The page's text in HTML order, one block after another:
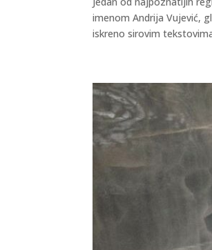
imenom Andrija Vujević,
iskreno sirovim